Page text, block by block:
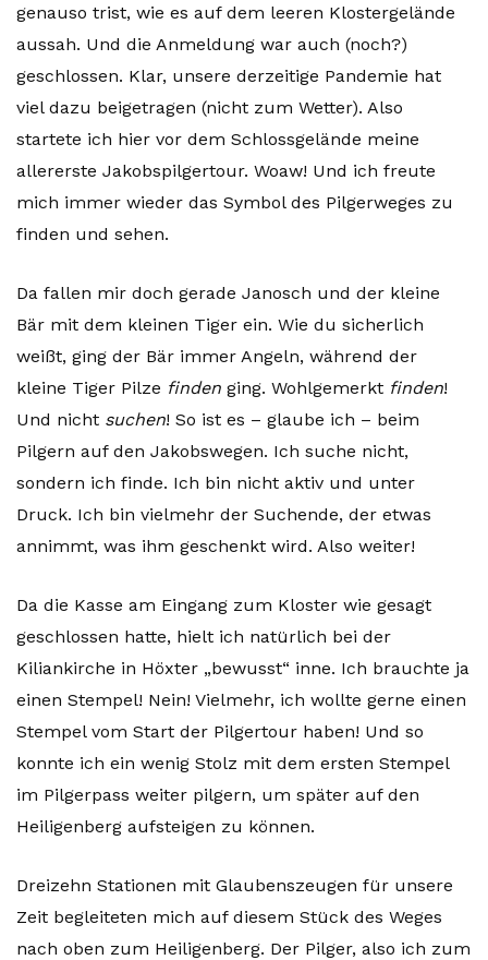
genauso trist, wie es auf dem leeren Klostergelände
aussah. Und die Anmeldung war auch (noch?)
geschlossen. Klar, unsere derzeitige Pandemie hat
viel dazu beigetragen (nicht zum Wetter). Also
startete ich hier vor dem Schlossgelände meine
allererste Jakobspilgertour. Woaw! Und ich freute
mich immer wieder das Symbol des Pilgerweges zu
finden und sehen.
Da fallen mir doch gerade Janosch und der kleine
Bär mit dem kleinen Tiger ein. Wie du sicherlich
weißt, ging der Bär immer Angeln, während der
kleine Tiger Pilze finden ging. Wohlgemerkt finden!
Und nicht suchen! So ist es – glaube ich – beim
Pilgern auf den Jakobswegen. Ich suche nicht,
sondern ich finde. Ich bin nicht aktiv und unter
Druck. Ich bin vielmehr der Suchende, der etwas
annimmt, was ihm geschenkt wird. Also weiter!
Da die Kasse am Eingang zum Kloster wie gesagt
geschlossen hatte, hielt ich natürlich bei der
Kiliankirche in Höxter „bewusst“ inne. Ich brauchte ja
einen Stempel! Nein! Vielmehr, ich wollte gerne einen
Stempel vom Start der Pilgertour haben! Und so
konnte ich ein wenig Stolz mit dem ersten Stempel
im Pilgerpass weiter pilgern, um später auf den
Heiligenberg aufsteigen zu können.
Dreizehn Stationen mit Glaubenszeugen für unsere
Zeit begleiteten mich auf diesem Stück des Weges
nach oben zum Heiligenberg. Der Pilger, also ich zum